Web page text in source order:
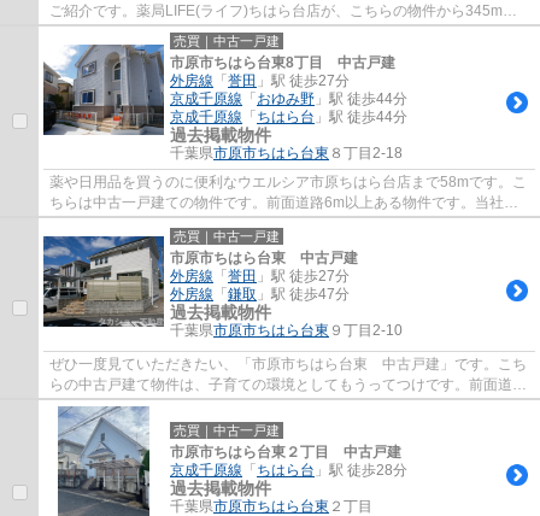
ご紹介です。薬局LIFE(ライフ)ちはら台店が、こちらの物件から345mの
ところにあります。中古の戸建て物件のご紹介...
売買｜中古一戸建
市原市ちはら台東8丁目 中古戸建
外房線 「 誉田 」駅 徒歩27分
京成千原線 「 おゆみ野 」駅 徒歩44分
京成千原線 「 ちはら台 」駅 徒歩44分
過去掲載物件
千葉県市原市ちはら台東 ８丁目2-18
薬や日用品を買うのに便利なウエルシア市原ちはら台店まで58mです。こ
ちらは中古一戸建ての物件です。前面道路6m以上ある物件です。当社ス
タッフが不動産の購入をサポートさせていただ...
売買｜中古一戸建
市原市ちはら台東 中古戸建
外房線 「 誉田 」駅 徒歩27分
外房線 「 鎌取 」駅 徒歩47分
過去掲載物件
千葉県市原市ちはら台東 ９丁目2-10
ぜひ一度見ていただきたい、「市原市ちはら台東 中古戸建」です。こち
らの中古戸建て物件は、子育ての環境としてもうってつけです。前面道路
6m以上の物件です。築9年の設備が充実した...
売買｜中古一戸建
市原市ちはら台東２丁目 中古戸建
京成千原線 「 ちはら台 」駅 徒歩28分
過去掲載物件
千葉県市原市ちはら台東 ２丁目